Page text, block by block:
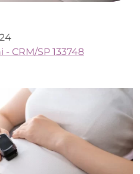
CRM/SP 133748